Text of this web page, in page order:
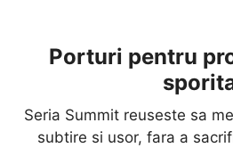
Porturi pentru
Seria Summit reuseste sa
subtire si usor, fara a